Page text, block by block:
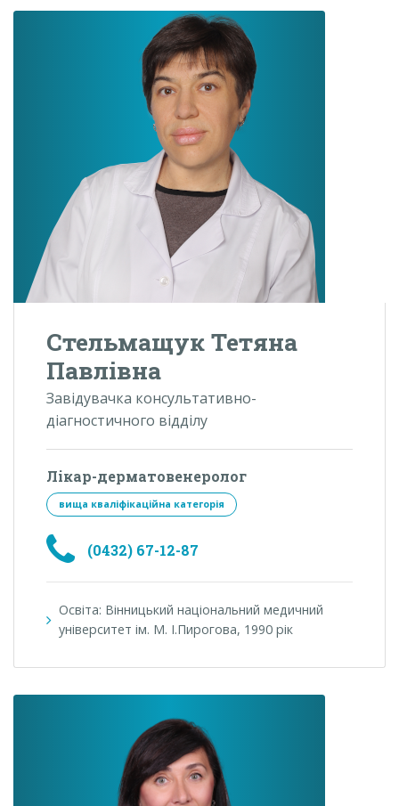
Стельмащук Тетяна
Павлівна
Завідувачка консультативно-
діагностичного відділу
Лікар-дерматовенеролог
вища кваліфікаційна категорія
(0432) 67-12-87
Освіта: Вінницький національний медичний
університет ім. М. І.Пирогова, 1990 рік